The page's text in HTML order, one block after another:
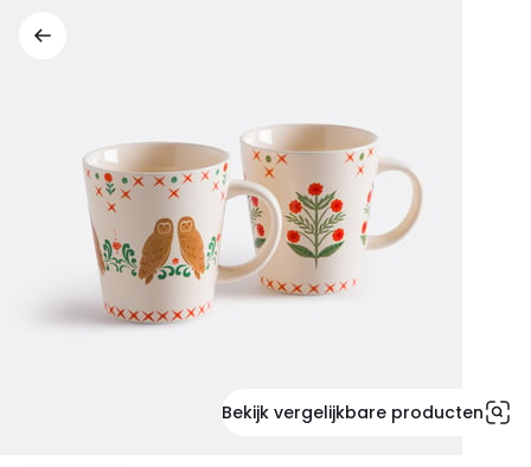
Bekijk vergelijkbare producten